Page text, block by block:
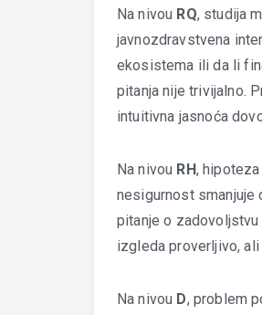
Na nivou RQ, studija
javnozdravstvena
ekosistema ili da li
pitanja nije trivijalno.
intuitivna jasnoća
Na nivou RH,
nesigurnost smanjuje
pitanje o
izgleda proverljivo,
Na nivou D, problem